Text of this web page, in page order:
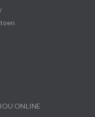
ONLINE